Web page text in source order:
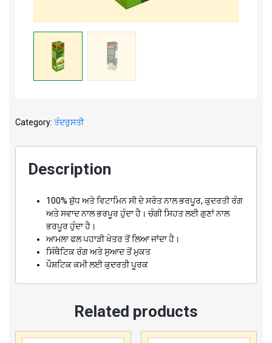
Category: ਤੰਦਰੁਸਤੀ
Description
100% ਸ਼ੁੱਧ ਅਤੇ ਵਿਟਾਮਿਨ ਸੀ ਦੇ ਸਰੋਤ ਨਾਲ ਭਰਪੂਰ, ਕੁਦਰਤੀ ਰੰਗ
ਅਤੇ ਸਵਾਦ ਨਾਲ ਭਰਪੂਰ ਹੁੰਦਾ ਹੈ। ਚੰਗੀ ਸਿਹਤ ਲਈ ਗੁਣਾਂ ਨਾਲ
ਭਰਪੂਰ ਹੁੰਦਾ ਹੈ।
ਆਮਲਾ ਫਲ ਪਹਾੜੀ ਖੇਤਰ ਤੋਂ ਲਿਆ ਜਾਂਦਾ ਹੈ।
ਸਿੰਥੈਟਿਕ ਰੰਗ ਅਤੇ ਸੁਆਦ ਤੋਂ ਮੁਕਤ
ਪੌਸ਼ਟਿਕ ਕਮੀ ਲਈ ਕੁਦਰਤੀ ਪੂਰਕ
Related products